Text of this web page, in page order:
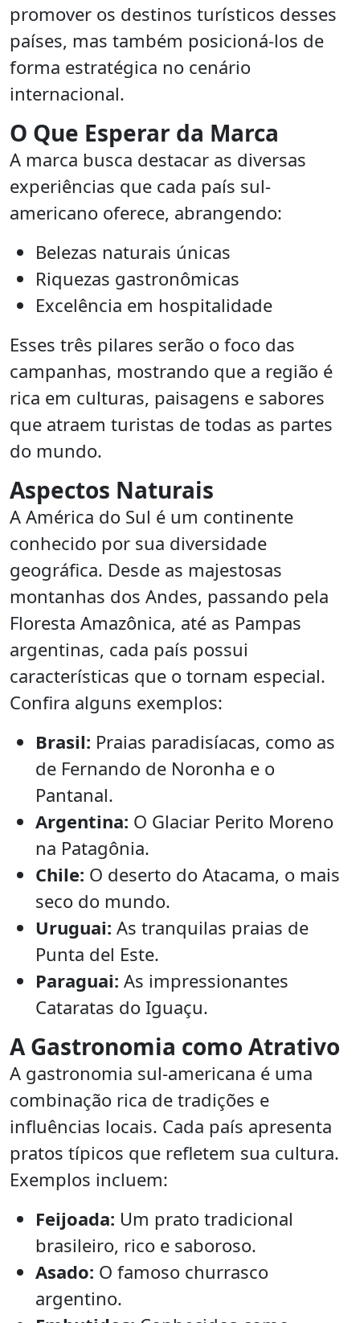
promover os destinos turísticos desses
países, mas também posicioná-los de
forma estratégica no cenário
internacional.
O Que Esperar da Marca
A marca busca destacar as diversas
experiências que cada país sul-
americano oferece, abrangendo:
Belezas naturais únicas
Riquezas gastronômicas
Excelência em hospitalidade
Esses três pilares serão o foco das
campanhas, mostrando que a região é
rica em culturas, paisagens e sabores
que atraem turistas de todas as partes
do mundo.
Aspectos Naturais
A América do Sul é um continente
conhecido por sua diversidade
geográfica. Desde as majestosas
montanhas dos Andes, passando pela
Floresta Amazônica, até as Pampas
argentinas, cada país possui
características que o tornam especial.
Confira alguns exemplos:
Brasil: Praias paradisíacas, como as
de Fernando de Noronha e o
Pantanal.
Argentina: O Glaciar Perito Moreno
na Patagônia.
Chile: O deserto do Atacama, o mais
seco do mundo.
Uruguai: As tranquilas praias de
Punta del Este.
Paraguai: As impressionantes
Cataratas do Iguaçu.
A Gastronomia como Atrativo
A gastronomia sul-americana é uma
combinação rica de tradições e
influências locais. Cada país apresenta
pratos típicos que refletem sua cultura.
Exemplos incluem:
Feijoada: Um prato tradicional
brasileiro, rico e saboroso.
Asado: O famoso churrasco
argentino.